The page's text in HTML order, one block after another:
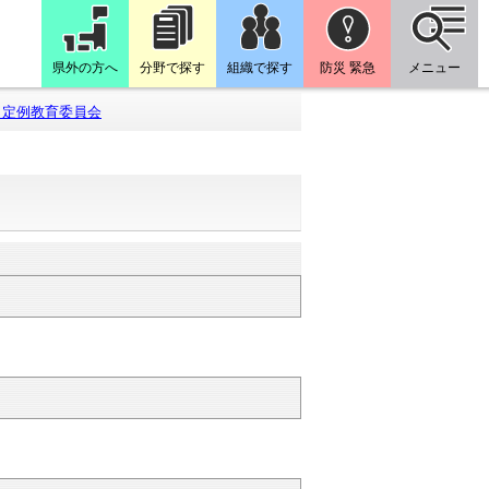
県外の方へ 分野で探す 組織で探す 防災 緊急 メニュー
例教育委員会